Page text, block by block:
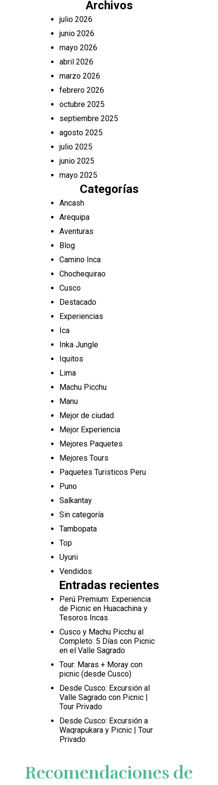
Archivos
julio 2026
junio 2026
mayo 2026
abril 2026
marzo 2026
febrero 2026
octubre 2025
septiembre 2025
agosto 2025
julio 2025
junio 2025
mayo 2025
Categorías
Ancash
Arequipa
Aventuras
Blog
Camino Inca
Chochequirao
Cusco
Destacado
Experiencias
Ica
Inka Jungle
Iquitos
Lima
Machu Picchu
Manu
Mejor de ciudad
Mejor Experiencia
Mejores Paquetes
Mejores Tours
Paquetes Turisticos Peru
Puno
Salkantay
Sin categoría
Tambopata
Top
Uyuni
Vendidos
Entradas recientes
Perú Premium: Experiencia
de Picnic en Huacachina y
Tesoros Incas
Cusco y Machu Picchu al
Completo: 5 Días con Picnic
en el Valle Sagrado
Tour: Maras + Moray con
picnic (desde Cusco)
Desde Cusco: Excursión al
Valle Sagrado con Picnic |
Tour Privado
Desde Cusco: Excursión a
Waqrapukara y Picnic | Tour
Privado
Recomendaciones de